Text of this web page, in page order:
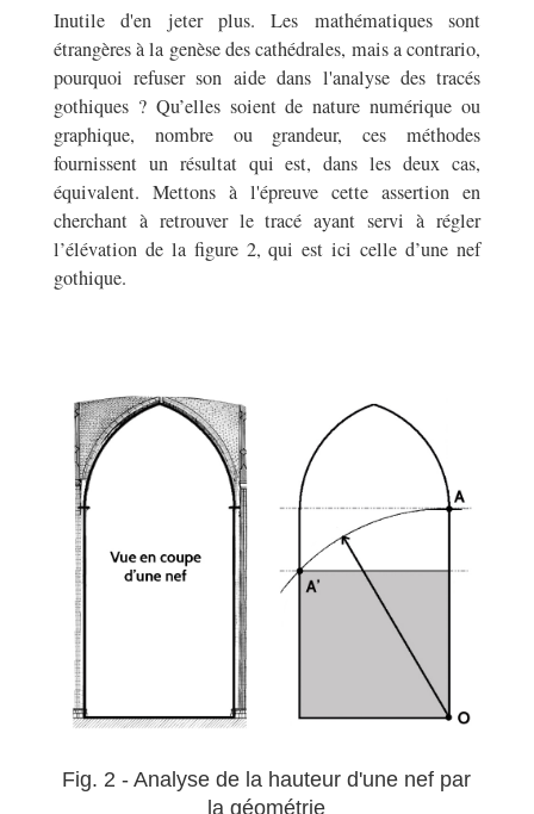
Inutile d'en jeter plus. Les mathématiques sont
étrangères à la genèse des cathédrales, mais a contrario,
pourquoi refuser son aide dans l'analyse des tracés
gothiques ? Qu’elles soient de nature numérique ou
graphique, nombre ou grandeur, ces méthodes
fournissent un résultat qui est, dans les deux cas,
équivalent. Mettons à l'épreuve cette assertion en
cherchant à retrouver le tracé ayant servi à régler
l’élévation de la figure 2, qui est ici celle d’une nef
gothique.
Fig. 2 - Analyse de la hauteur d'une nef par
la géométrie